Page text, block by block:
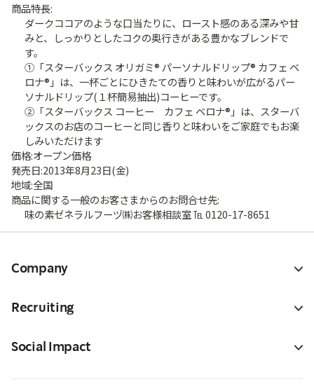
商品特長:
ダークココアのような口当たりに、ロースト感のある深みや甘
みと、しっかりとしたコクの奥行きがある豊かなブレンドで
す。
①「スターバックス オリガミ® パーソナルドリップ® カフェ ベ
ロナ®」は、一杯ごとにひきたての香りと味わいが広がるパー
ソナルドリップ(１杯簡易抽出)コーヒーです。
②「スターバックス コーヒー カフェ ベロナ®」は、スターバ
ックスのお店のコーヒーと同じ香りと味わいをご家庭でもお楽
しみいただけます
価格:オープン価格
発売日:2013年8月23日(金)
地域:全国
商品に関する一般のお客さまからのお問合せ先:
味の素ゼネラルフーヅ㈱お客様相談室 ℡ 0120-17-8651
Company
Recruiting
Social Impact